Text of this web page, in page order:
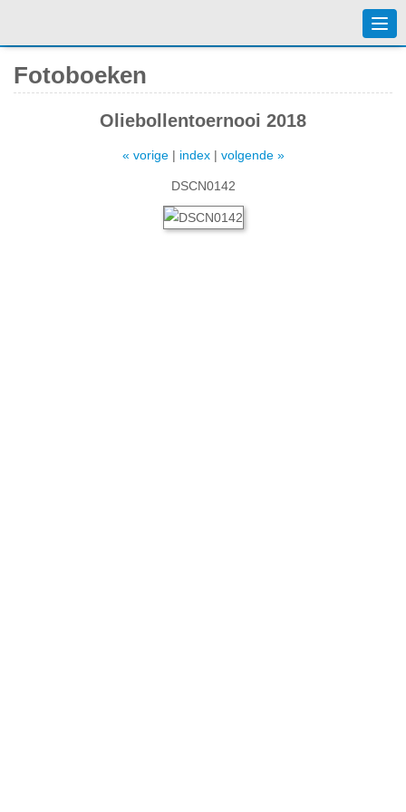
Fotoboeken
Oliebollentoernooi 2018
« vorige| index| volgende »
DSCN0142